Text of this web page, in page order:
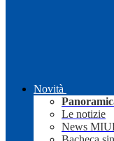
Novità
Le notizie
News